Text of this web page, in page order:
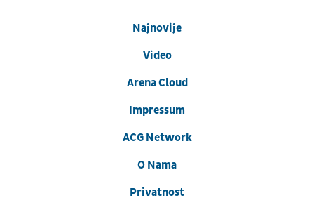
Najnovije
Video
Arena Cloud
Impressum
ACG Network
O Nama
Privatnost